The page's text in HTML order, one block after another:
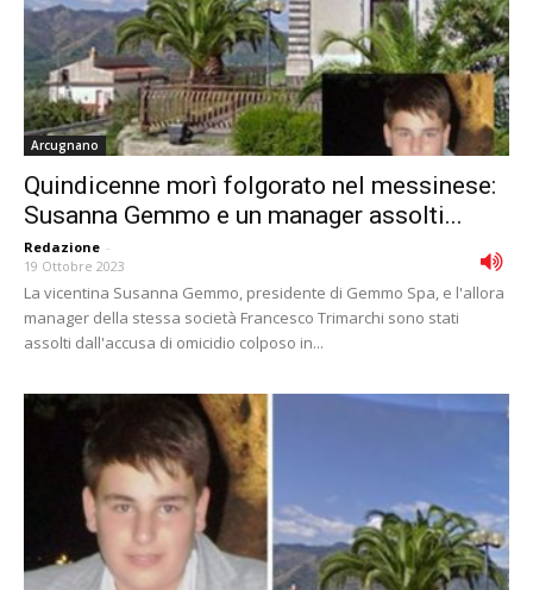
Arcugnano
Quindicenne morì folgorato nel messinese:
Susanna Gemmo e un manager assolti...
Redazione -
19 Ottobre 2023
La vicentina Susanna Gemmo, presidente di Gemmo Spa, e l'allora
manager della stessa società Francesco Trimarchi sono stati
assolti dall'accusa di omicidio colposo in...